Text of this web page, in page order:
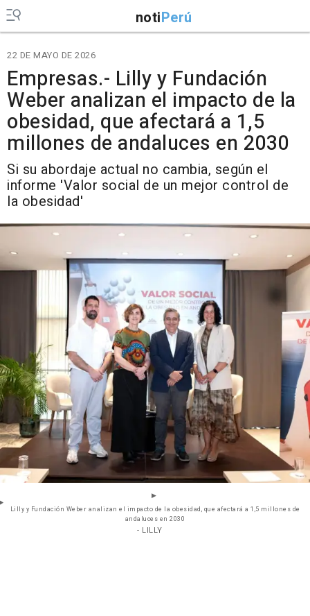
notiPerú
22 DE MAYO DE 2026
Empresas.- Lilly y Fundación
Weber analizan el impacto de la
obesidad, que afectará a 1,5
millones de andaluces en 2030
Si su abordaje actual no cambia, según el
informe 'Valor social de un mejor control de
la obesidad'
Lilly y Fundación Weber analizan el impacto de la obesidad, que afectará a 1,5 millones de
andaluces en 2030
- LILLY